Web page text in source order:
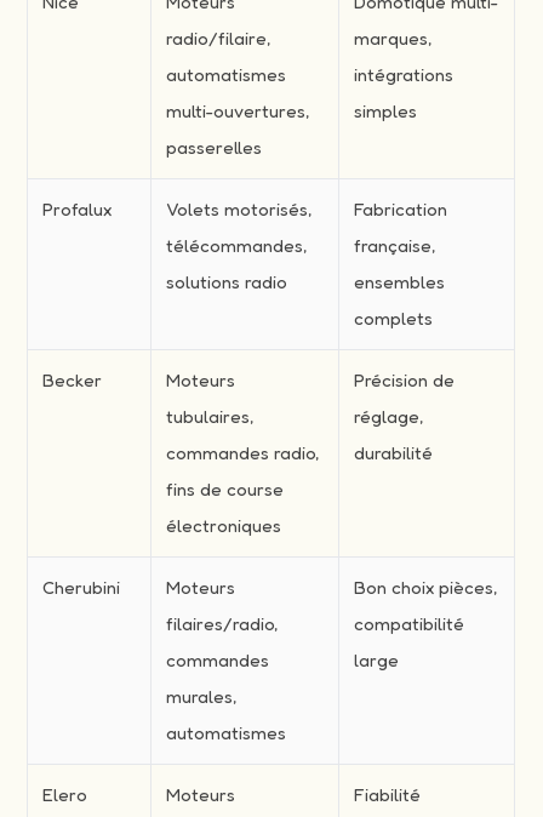
radio/filaire,
automatismes
multi-ouvertures,
passerelles
marques,
intégrations
simples
Profalux
Volets motorisés,
télécommandes,
solutions radio
Fabrication
française,
ensembles
complets
Becker
Moteurs
tubulaires,
commandes radio,
fins de course
électroniques
Précision de
réglage,
durabilité
Cherubini
Moteurs
filaires/radio,
commandes
murales,
automatismes
Bon choix pièces,
compatibilité
large
Elero
Moteurs
Fiabilité